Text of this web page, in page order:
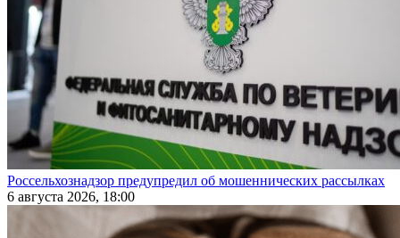
Россельхознадзор предупредил об мошеннических рассылках
6 августа 2026, 18:00